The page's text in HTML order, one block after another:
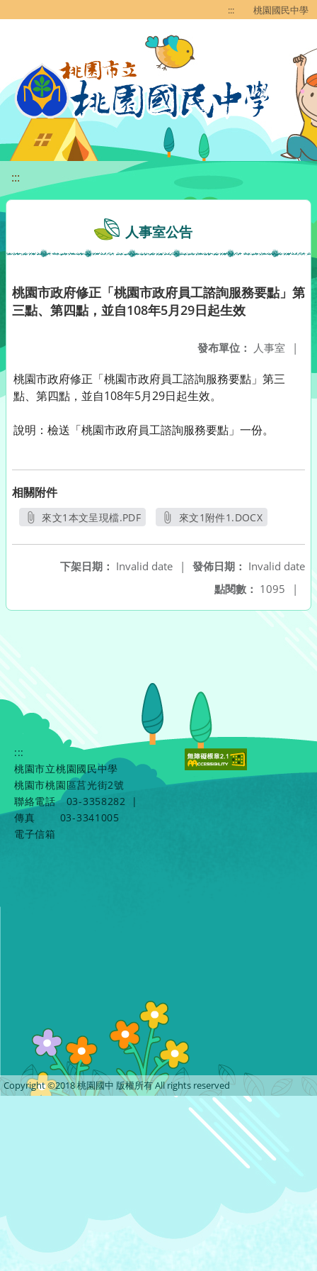
::: 桃園國民中學
:::
人事室公告
桃園市政府修正「桃園市政府員工諮詢服務要點」第
三點、第四點，並自108年5月29日起生效
發布單位： 人事室 |
桃園市政府修正「桃園市政府員工諮詢服務要點」第三
點、第四點，並自108年5月29日起生效。
說明：檢送「桃園市政府員工諮詢服務要點」一份。
相關附件
來文1本文呈現檔.PDF
來文1附件1.DOCX
發佈日期： Invalid date
下架日期： Invalid date
|
點閱數： 1095 |
:::
桃園市立桃園國民中學
桃園市桃園區莒光街2號
聯絡電話
03-3358282
|
傳真
03-3341005
電子信箱
Copyright ©2018 桃園國中 版權所有 All rights reserved